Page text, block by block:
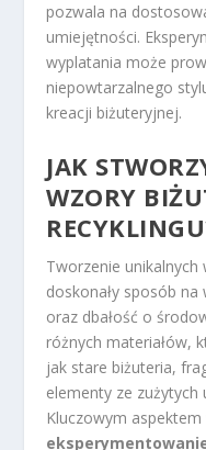
pozwala na
umiejętności.
wyplatania może
niepowtarzalnego
kreacji biżuteryjnej.
JAK
WZORY
Tworzenie
doskonały sposób
oraz dbałość o
różnych materiałów,
jak stare biżuteria,
elementy ze zużytych
Kluczowym